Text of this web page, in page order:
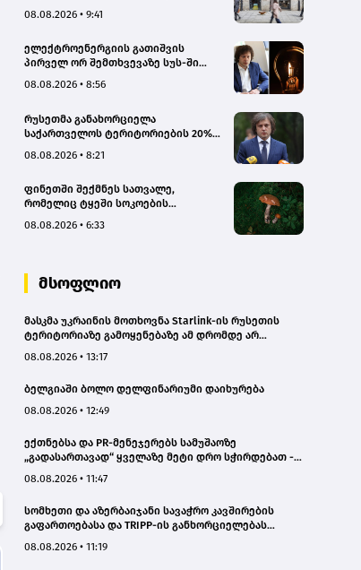
08.08.2026 • 9:41
ელექტროენერგიის გათიშვის
პირველ ორ შემთხვევაზე სუს-ში
გათიშვას ჰქონდა კონკრეტული
სამუშაოები ენგურჰესზე - კობახიძე
08.08.2026 • 8:56
რუსეთმა განახორციელა
საქართველოს ტერიტორიების 20%-
რეჟიმის და „ნაცმოძრაობის“
გადაფარავს ამ დანაშაულს, ეს იყო
დანაშაული ჩვენი სახელმწიფოს
წინაშე - კობახიძე
08.08.2026 • 8:21
ფინეთში შექმნეს სათვალე,
რომელიც ტყეში სოკოების
08.08.2026 • 6:33
მსოფლიო
მასკმა უკრაინის მოთხოვნა Starlink-ის რუსეთის
ტერიტორიაზე გამოყენებაზე ამ დრომდე არ
08.08.2026 • 13:17
ბელგიაში ბოლო დელფინარიუმი დაიხურება
08.08.2026 • 12:49
ექთნებსა და PR-მენეჯერებს სამუშაოზე
„გადასართავად“ ყველაზე მეტი დრო სჭირდებათ -
08.08.2026 • 11:47
სომხეთი და აზერბაიჯანი სავაჭრო კავშირების
გაფართოებასა და TRIPP-ის განხორციელებას
08.08.2026 • 11:19